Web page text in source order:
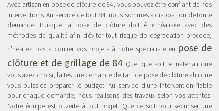
Avec artisan en pose de clôture de 84, vous pouvez être confiant de nos
interventions. Au service de tout 84, nous sommes à disposition de toute
demande. Puisque la pose de clôture doit être réalisée avec des
méthodes de qualité afin d’éviter tout risque de dégradation précoce,
n’hésitez pas à confier vos projets à notre spécialiste en pose de
clôture et de grillage de 84. Quel que soit le matériau que
vous avez choisi, faites une demande de tarif de pose de clôture afin que
vous puissiez préparer le budget. Au service d’une intervention fiable
pour chaque demande, nous réalisons des travaux selon vos attentes.
Notre équipe est ouverte à tout projet. Que ce soit pour sécuriser une